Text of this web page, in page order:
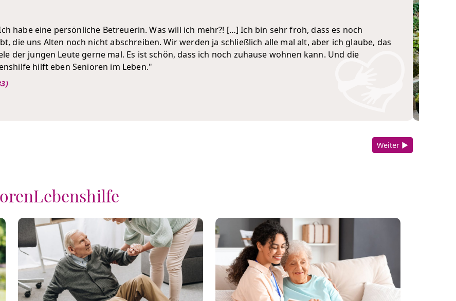
habe eine persönliche Betreuerin. Was will ich mehr?! […] Ich bin sehr froh, dass es noch
die uns Alten noch nicht abschreiben. Wir werden ja schließlich alle mal alt, aber ich glaube, das
der jungen Leute gerne mal. Es ist schön, dass ich noch zuhause wohnen kann. Und die
hilft eben Senioren im Leben."
Weiter ▶